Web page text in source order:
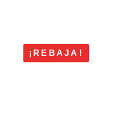
¡REBAJA!